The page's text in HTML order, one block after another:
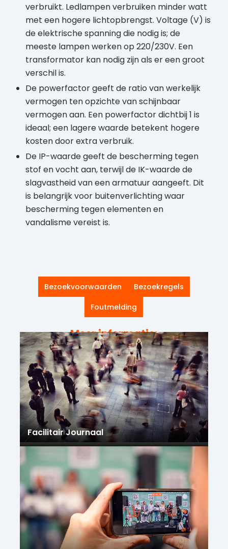
verbruikt. Ledlampen verbruiken minder watt
met een hogere lichtopbrengst. Voltage (V) is
de elektrische spanning die nodig is; de
meeste lampen werken op 220/230V. Een
transformator kan nodig zijn als er een groot
verschil is.
De powerfactor geeft de ratio van werkelijk
vermogen ten opzichte van schijnbaar
vermogen aan. Een powerfactor dichtbij 1 is
ideaal; een lagere waarde betekent hogere
kosten door extra verbruik.
De IP-waarde geeft de bescherming tegen
stof en vocht aan, terwijl de IK-waarde de
slagvastheid van een armatuur aangeeft. Dit
is belangrijk voor buitenverlichting waar
bescherming tegen elementen en
vandalisme vereist is.
Bezoekvoorwaarden
Bezoekregels
Foutmelding
Meer informatie:
Facilitair Journaal